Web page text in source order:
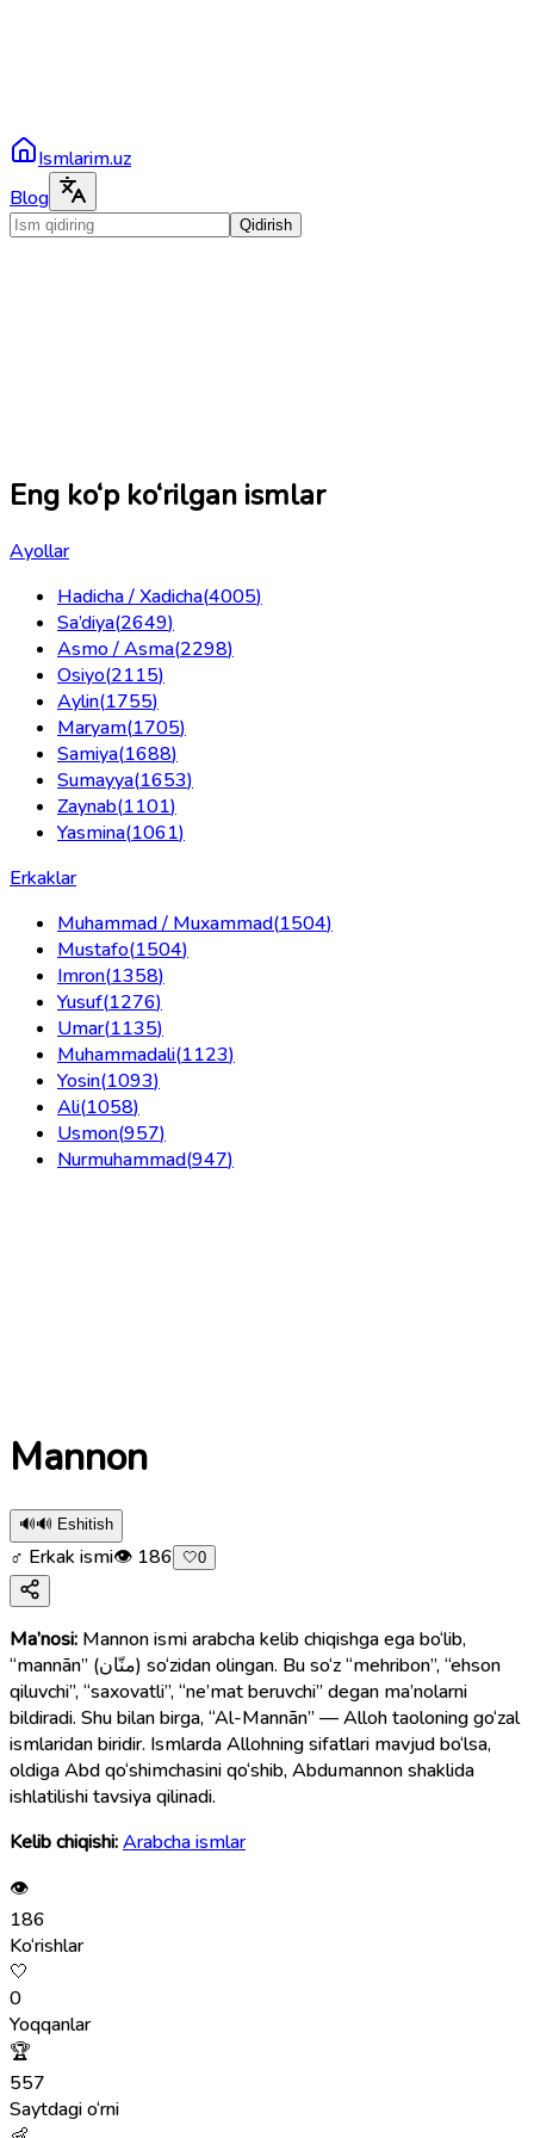
Ismlarim.uz
Blog
Qidirish
Eng ko‘p ko‘rilgan ismlar
Ayollar
Hadicha / Xadicha(4005)
Sa’diya(2649)
Asmo / Asma(2298)
Osiyo(2115)
Aylin(1755)
Maryam(1705)
Samiya(1688)
Sumayya(1653)
Zaynab(1101)
Yasmina(1061)
Erkaklar
Muhammad / Muxammad(1504)
Mustafo(1504)
Imron(1358)
Yusuf(1276)
Umar(1135)
Muhammadali(1123)
Yosin(1093)
Ali(1058)
Usmon(957)
Nurmuhammad(947)
Mannon
🔊🔊 Eshitish
♂ Erkak ismi👁 186 🤍0
Ma’nosi: Mannon ismi arabcha kelib chiqishga ega bo‘lib,
“mannān” (منّان) so‘zidan olingan. Bu so‘z “mehribon”, “ehson
qiluvchi”, “saxovatli”, “ne’mat beruvchi” degan ma’nolarni
bildiradi. Shu bilan birga, “Al-Mannān” — Alloh taoloning go‘zal
ismlaridan biridir. Ismlarda Allohning sifatlari mavjud bo‘lsa,
oldiga Abd qo‘shimchasini qo‘shib, Abdumannon shaklida
ishlatilishi tavsiya qilinadi.
Kelib chiqishi:Arabcha ismlar
👁
186
Ko‘rishlar
🤍
0
Yoqqanlar
🏆
557
Saytdagi o‘rni